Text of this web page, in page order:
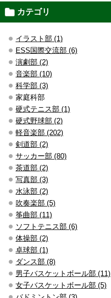
カテゴリ
イラスト部 (1)
ESS国際交流部 (6)
演劇部 (2)
音楽部 (10)
科学部 (3)
家庭科部
硬式テニス部 (1)
硬式野球部 (2)
軽音楽部 (202)
剣道部 (2)
サッカー部 (80)
茶道部 (2)
写真部 (3)
水泳部 (2)
吹奏楽部 (5)
筝曲部 (11)
ソフトテニス部 (6)
体操部 (2)
卓球部 (1)
ダンス部 (8)
男子バスケットボール部 (11)
女子バスケットボール部 (5)